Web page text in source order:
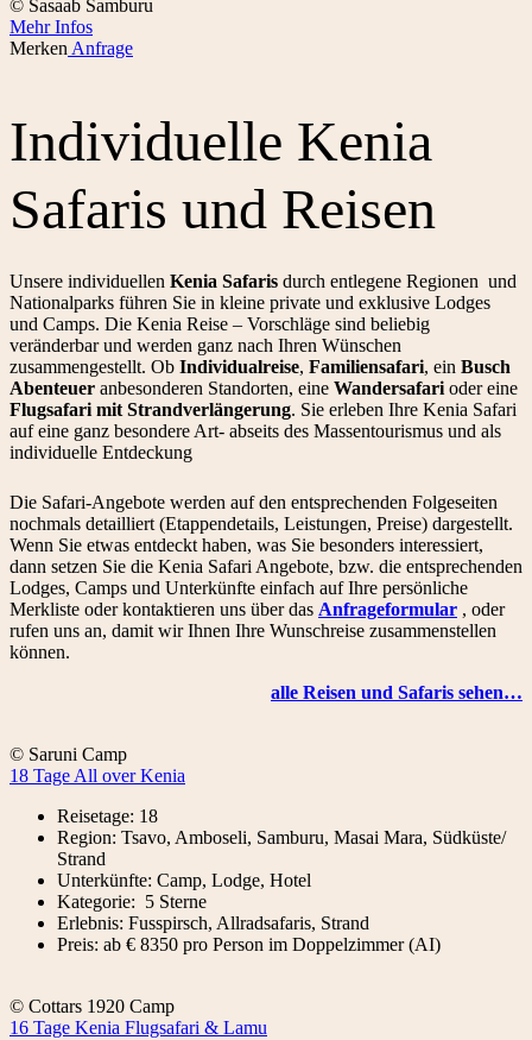
© Sasaab Samburu
Mehr Infos
Merken Anfrage
Individuelle Kenia
Safaris und Reisen
Unsere individuellen Kenia Safaris durch entlegene Regionen und
Nationalparks führen Sie in kleine private und exklusive Lodges
und Camps. Die Kenia Reise – Vorschläge sind beliebig
veränderbar und werden ganz nach Ihren Wünschen
zusammengestellt. Ob Individualreise, Familiensafari, ein Busch
Abenteuer anbesonderen Standorten, eine Wandersafari oder eine
Flugsafari mit Strandverlängerung. Sie erleben Ihre Kenia Safari
auf eine ganz besondere Art- abseits des Massentourismus und als
individuelle Entdeckung
Die Safari-Angebote werden auf den entsprechenden Folgeseiten
nochmals detailliert (Etappendetails, Leistungen, Preise) dargestellt.
Wenn Sie etwas entdeckt haben, was Sie besonders interessiert,
dann setzen Sie die Kenia Safari Angebote, bzw. die entsprechenden
Lodges, Camps und Unterkünfte einfach auf Ihre persönliche
Merkliste oder kontaktieren uns über das Anfrageformular , oder
rufen uns an, damit wir Ihnen Ihre Wunschreise zusammenstellen
können.
alle Reisen und Safaris sehen…
© Saruni Camp
18 Tage All over Kenia
Reisetage: 18
Region: Tsavo, Amboseli, Samburu, Masai Mara, Südküste/
Strand
Unterkünfte: Camp, Lodge, Hotel
Kategorie: 5 Sterne
Erlebnis: Fusspirsch, Allradsafaris, Strand
Preis: ab € 8350 pro Person im Doppelzimmer (AI)
© Cottars 1920 Camp
16 Tage Kenia Flugsafari & Lamu